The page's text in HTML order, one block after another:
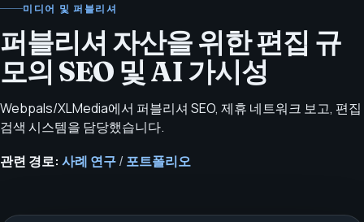
미디어 및 퍼블리셔
퍼블리셔 자산을 위한 편집 규
모의 SEO 및 AI 가시성
Webpals/XLMedia에서 퍼블리셔 SEO, 제휴 네트워크 보고, 편집
검색 시스템을 담당했습니다.
관련 경로: 사례 연구/ 포트폴리오